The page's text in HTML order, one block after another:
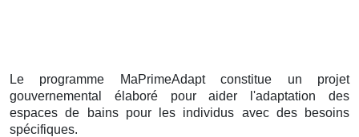
Le programme MaPrimeAdapt constitue un projet
gouvernemental élaboré pour aider l'adaptation des
espaces de bains pour les individus avec des besoins
spécifiques.